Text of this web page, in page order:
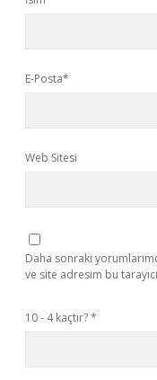
E-Posta*
Web Sitesi
Daha sonraki
ve site adresim bu
10 - 4 kaçtır?*